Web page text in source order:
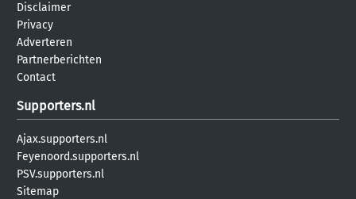
Disclaimer
Privacy
Adverteren
Partnerberichten
Contact
Supporters.nl
Ajax.supporters.nl
Feyenoord.supporters.nl
PSV.supporters.nl
Sitemap